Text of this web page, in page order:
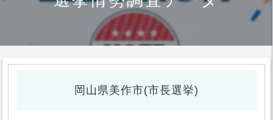
岡山県美作市(市長選挙)